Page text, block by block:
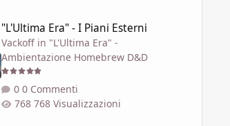
"L'Ultima Era" - I Piani Esterni
Vackoffin "L'Ultima Era" -
Ambientazione Homebrew D&D
0 Commenti
768 Visualizzazioni